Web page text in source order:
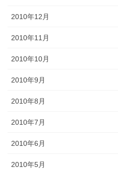
2010年12月
2010年11月
2010年10月
2010年9月
2010年8月
2010年7月
2010年6月
2010年5月